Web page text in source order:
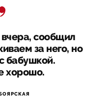
сообщил
за него, но
бабушкой.
хорошо.